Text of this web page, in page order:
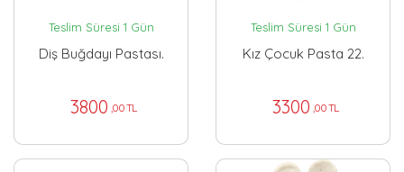
Teslim Süresi 1 Gün
Diş Buğdayı Pastası.
3800 ,00 TL
Teslim Süresi 1 Gün
Kız Çocuk Pasta 22.
3300 ,00 TL